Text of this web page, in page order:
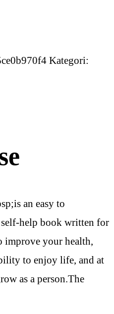
Kategori:
an easy to
help book written for
improve your health,
to enjoy life, and at
as a person.The